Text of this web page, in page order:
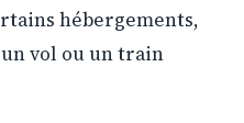
hébergements,
vol ou un train